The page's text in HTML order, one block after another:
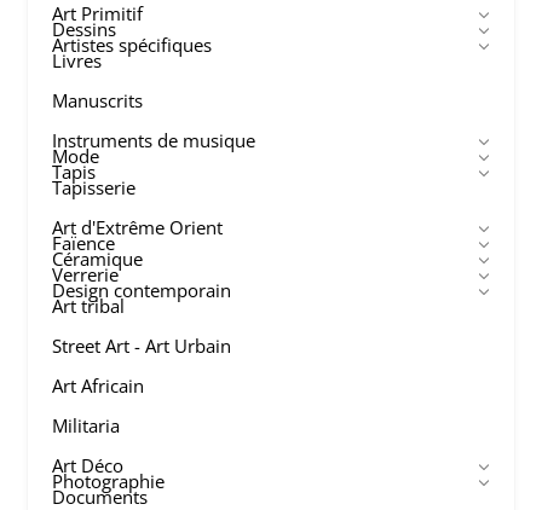
Art Primitif
Dessins
Artistes spécifiques
Livres
Manuscrits
Instruments de musique
Mode
Tapis
Tapisserie
Art d'Extrême Orient
Faïence
Céramique
Verrerie
Design contemporain
Art tribal
Street Art - Art Urbain
Art Africain
Militaria
Art Déco
Photographie
Documents